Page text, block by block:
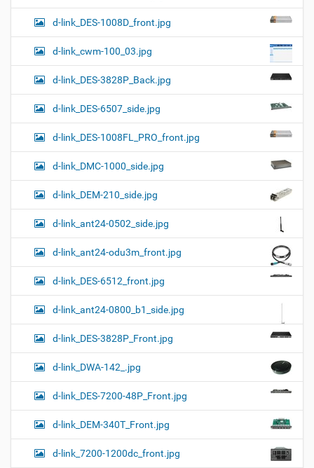
d-link_DES-1008D_front.jpg
d-link_cwm-100_03.jpg
d-link_DES-3828P_Back.jpg
d-link_DES-6507_side.jpg
d-link_DES-1008FL_PRO_front.jpg
d-link_DMC-1000_side.jpg
d-link_DEM-210_side.jpg
d-link_ant24-0502_side.jpg
d-link_ant24-odu3m_front.jpg
d-link_DES-6512_front.jpg
d-link_ant24-0800_b1_side.jpg
d-link_DES-3828P_Front.jpg
d-link_DWA-142_.jpg
d-link_DES-7200-48P_Front.jpg
d-link_DEM-340T_Front.jpg
d-link_7200-1200dc_front.jpg